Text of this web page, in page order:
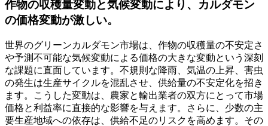
作物の収穫量変動と気候変動により、カルダモン
の価格変動が激しい。
世界のグリーンカルダモン市場は、作物の収穫量の不安定さ
や予測不可能な気候変動による価格の大きな変動という深刻
な課題に直面しています。不規則な降雨、気温の上昇、害虫
の発生は生産サイクルを混乱させ、供給量の不安定化を招き
ます。こうした変動は、農家と輸出業者の双方にとって市場
価格と利益率に直接的な影響を与えます。さらに、少数の主
要生産地域への依存は、供給不足のリスクを高めます。その